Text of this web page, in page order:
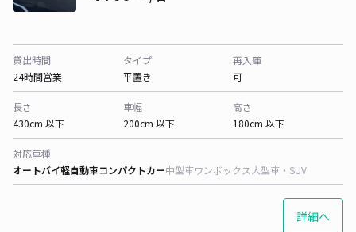
貸出時間
24時間営業
タイプ
平置き
再入庫
可
長さ
430cm 以下
車幅
200cm 以下
高さ
180cm 以下
対応車種
オートバイ軽自動車コンパクトカー中型車ワンボックス大型車・SUV
詳細へ